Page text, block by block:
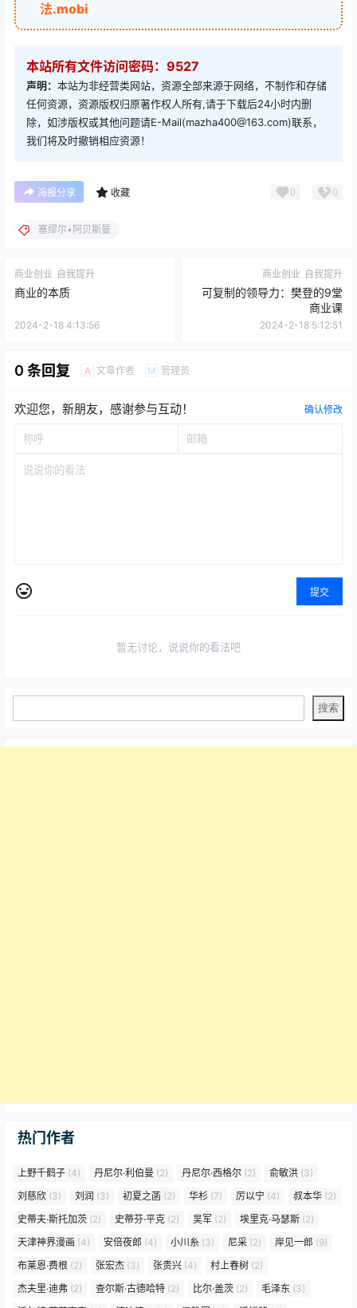
法.mobi
本站所有文件访问密码：9527
声明： 本站为非经营类网站，资源全部来源于网络，不制作和存储
任何资源，资源版权归原著作权人所有,请于下载后24小时内删
除，如涉版权或其他问题请E-Mail(mazha400@163.com)联系，
我们将及时撤销相应资源！
海报分享 收藏 0 0
塞缪尔•阿贝斯曼
商业创业 自我提升
商业的本质
2024-2-18 4:13:56
商业创业 自我提升
可复制的领导力：樊登的9堂
商业课
2024-2-18 5:12:51
0 条回复 A 文章作者 M 管理员
欢迎您，新朋友，感谢参与互动！ 确认修改
提交
暂无讨论，说说你的看法吧
热门作者
上野千鹤子 (4) 丹尼尔·利伯曼 (2) 丹尼尔·西格尔 (2) 俞敏洪 (3)
刘慈欣 (3) 刘润 (3) 初夏之菡 (2) 华杉 (7) 厉以宁 (4) 叔本华 (2)
史蒂夫·斯托加茨 (2) 史蒂芬·平克 (2) 吴军 (2) 埃里克·马瑟斯 (2)
天津神界漫画 (4) 安倍夜郎 (4) 小川糸 (3) 尼采 (2) 岸见一郎 (9)
布莱恩·费根 (2) 张宏杰 (3) 张贵兴 (4) 村上春树 (2)
杰夫里·迪弗 (2) 查尔斯·古德哈特 (2) 比尔·盖茨 (2) 毛泽东 (3)